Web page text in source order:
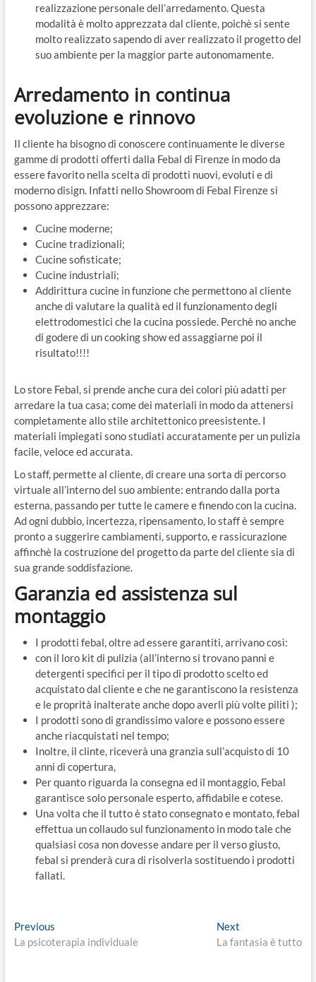
realizzazione personale dell’arredamento. Questa
modalità è molto apprezzata dal cliente, poichè si sente
molto realizzato sapendo di aver realizzato il progetto del
suo ambiente per la maggior parte autonomamente.
Arredamento in continua
evoluzione e rinnovo
Il cliente ha bisogno di conoscere continuamente le diverse
gamme di prodotti offerti dalla Febal di Firenze in modo da
essere favorito nella scelta di prodotti nuovi, evoluti e di
moderno disign. Infatti nello Showroom di Febal Firenze si
possono apprezzare:
Cucine moderne;
Cucine tradizionali;
Cucine sofisticate;
Cucine industriali;
Addirittura cucine in funzione che permettono al cliente
anche di valutare la qualità ed il funzionamento degli
elettrodomestici che la cucina possiede. Perchè no anche
di godere di un cooking show ed assaggiarne poi il
risultato!!!!
Lo store Febal, si prende anche cura dei colori più adatti per
arredare la tua casa; come dei materiali in modo da attenersi
completamente allo stile architettonico preesistente. I
materiali impiegati sono studiati accuratamente per un pulizia
facile, veloce ed accurata.
Lo staff, permette al cliente, di creare una sorta di percorso
virtuale all’interno del suo ambiente: entrando dalla porta
esterna, passando per tutte le camere e finendo con la cucina.
Ad ogni dubbio, incertezza, ripensamento, lo staff è sempre
pronto a suggerire cambiamenti, supporto, e rassicurazione
affinchè la costruzione del progetto da parte del cliente sia di
sua grande soddisfazione.
Garanzia ed assistenza sul
montaggio
I prodotti febal, oltre ad essere garantiti, arrivano così:
con il loro kit di pulizia (all’interno si trovano panni e
detergenti specifici per il tipo di prodotto scelto ed
acquistato dal cliente e che ne garantiscono la resistenza
e le proprità inalterate anche dopo averli più volte piliti );
I prodotti sono di grandissimo valore e possono essere
anche riacquistati nel tempo;
Inoltre, il clinte, riceverà una granzia sull’acquisto di 10
anni di copertura,
Per quanto riguarda la consegna ed il montaggio, Febal
garantisce solo personale esperto, affidabile e cotese.
Una volta che il tutto è stato consegnato e montato, febal
effettua un collaudo sul funzionamento in modo tale che
qualsiasi cosa non dovesse andare per il verso giusto,
febal si prenderà cura di risolverla sostituendo i prodotti
fallati.
Navigazione
articoli
PreviousPrevious
post:
La psicoterapia individuale
Next
post:
La fantasia è tutto